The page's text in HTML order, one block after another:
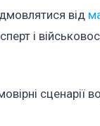
від
і
сценарії